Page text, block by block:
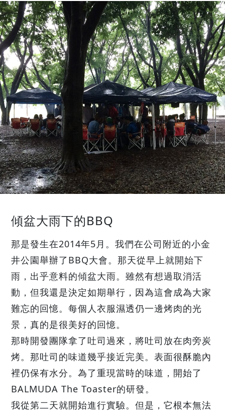
傾盆大雨下的BBQ
那是發生在2014年5月。我們在公司附近的小金
井公園舉辦了BBQ大會。那天從早上就開始下
雨，出乎意料的傾盆大雨。雖然有想過取消活
動，但我還是決定如期舉行，因為這會成為大家
難忘的回憶。每個人衣服濕透仍一邊烤肉的光
景，真的是很美好的回憶。
那時開發團隊拿了吐司過來，將吐司放在肉旁炭
烤。那吐司的味道幾乎接近完美。表面很酥脆內
裡仍保有水分。為了重現當時的味道，開始了
BALMUDA The Toaster的研發。
我從第二天就開始進行實驗。但是，它根本無法